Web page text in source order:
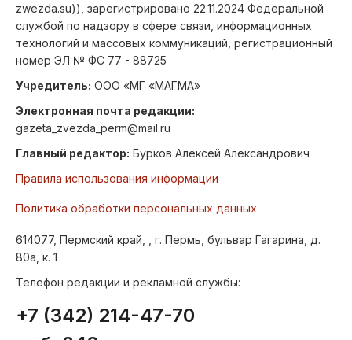
zwezda.su)), зарегистрировано 22.11.2024 Федеральной
службой по надзору в сфере связи, информационных
технологий и массовых коммуникаций, регистрационный
номер ЭЛ № ФС 77 - 88725
Учредитель: ООО «МГ «МАГМА»
Электронная почта редакции:
gazeta_zvezda_perm@mail.ru
Главный редактор: Бурков Алексей Александрович
Правила использования информации
Политика обработки персональных данных
614077, Пермский край, , г. Пермь, бульвар Гагарина, д.
80а, к. 1
Телефон редакции и рекламной службы:
+7 (342) 214-47-70